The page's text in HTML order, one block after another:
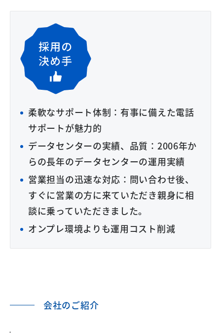
柔軟なサポート体制：有事に備えた電話
サポートが魅力的
データセンターの実績、品質：2006年か
らの長年のデータセンターの運用実績
営業担当の迅速な対応：問い合わせ後、
すぐに営業の方に来ていただき親身に相
談に乗っていただきました。
オンプレ環境よりも運用コスト削減
会社のご紹介